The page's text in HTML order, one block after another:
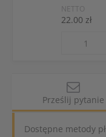
NETTO
22.00 zł
Prześlij pytanie
Dostępne metody